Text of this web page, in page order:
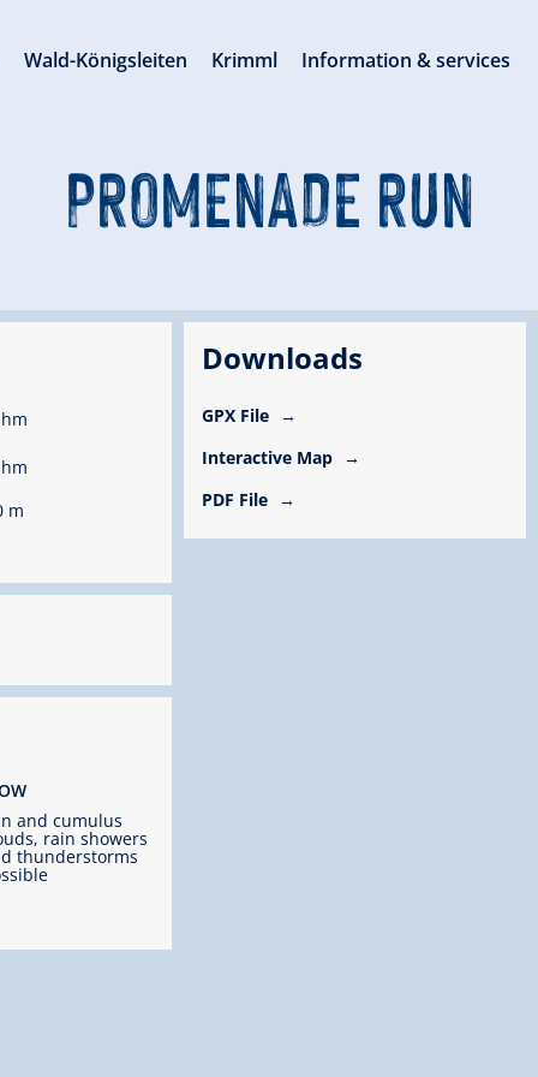
PROMENADE RUN
m
and cumulus
rain showers
thunderstorms
Downloads
GPX File
Interactive Map
PDF File
Wald-Königsleiten Krimml Information & services